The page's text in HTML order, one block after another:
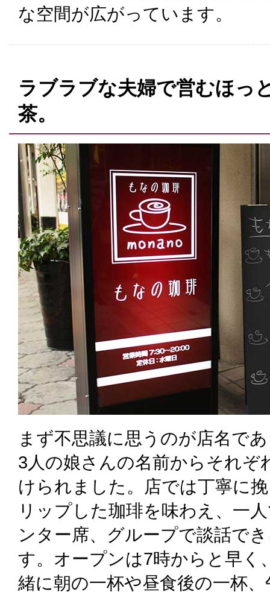
な空間が広がっています。
ラブラブな夫婦で営むほっ
茶。
まず不思議に思うのが店名で
3人の娘さんの名前からそれぞ
けられました。店では丁寧に
リップした珈琲を味わえ、一
ンター席、グループで談話で
す。オープンは7時からと早く
緒に朝の一杯や昼食後の一杯